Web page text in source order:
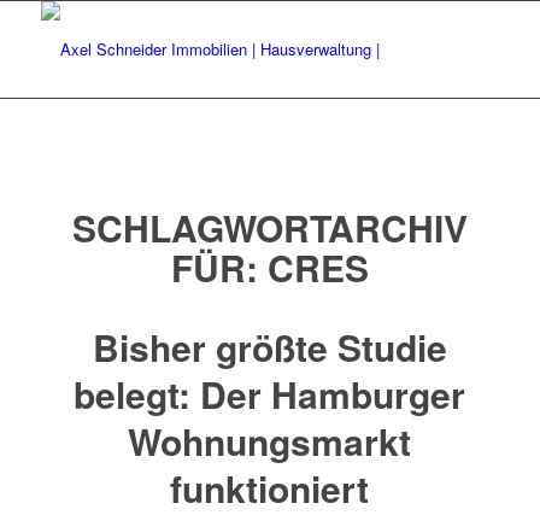
SCHLAGWORTARCHIV
FÜR: CRES
Bisher größte Studie
belegt: Der Hamburger
Wohnungsmarkt
funktioniert